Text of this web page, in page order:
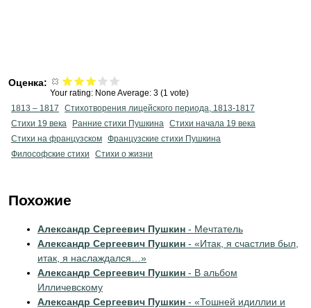
Оценка:
Your rating: None Average: 3 (1 vote)
1813 – 1817
Стихотворения лицейского периода, 1813-1817
Стихи 19 века
Ранние стихи Пушкина Cтихи начала 19 века
Стихи на французском Французские стихи Пушкина
Философские стихи
Стихи о жизни
Похожие
Александр Сергеевич Пушкин - Мечтатель
Александр Сергеевич Пушкин - «Итак, я счастлив был,
итак, я наслаждался…»
Александр Сергеевич Пушкин - В альбом
Илличевскому
Александр Сергеевич Пушкин - «Тошней идиллии и